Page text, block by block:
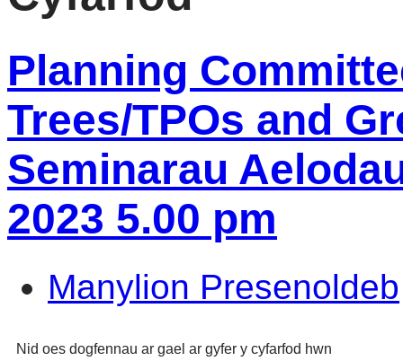
Planning
Trees/TPOs and
Seminarau
2023 5.00 pm
Manylion Presenoldeb
Nid oes dogfennau ar gael ar gyfer y cyfarfod hwn